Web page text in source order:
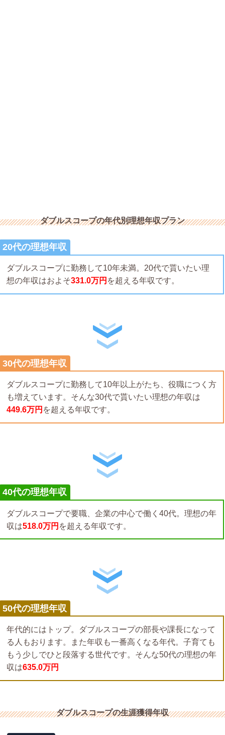
ダブルスコープの年代別理想年収プラン
20代の理想年収
ダブルスコープに勤務して10年未満。20代で貰いたい理
想の年収はおよそ331.0万円 を超える年収です。
30代の理想年収
ダブルスコープに勤務して10年以上がたち、役職につく方
も増えています。そんな30代で貰いたい理想の年収は
449.6万円 を超える年収です。
40代の理想年収
ダブルスコープで要職、企業の中心で働く40代。理想の年
収は518.0万円 を超える年収です。
50代の理想年収
年代的にはトップ。ダブルスコープの部長や課長になって
る人もおります。また年収も一番高くなる年代。子育ても
もう少しでひと段落する世代です。そんな50代の理想の年
収は635.0万円
ダブルスコープの生涯獲得年収